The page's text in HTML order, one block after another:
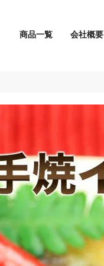
商品一覧 会社概要